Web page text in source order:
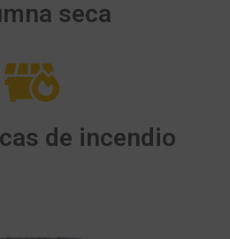
seca
de incendio